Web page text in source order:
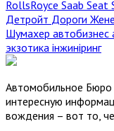
RollsRoyce Saab Seat
Детройт Дороги
Шумахер автобизнес
экзотика інжиніринг
Автомобильное Бюро
интересную
вождения – вот то,